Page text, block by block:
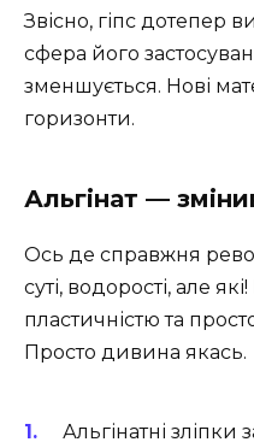
Звісно, гіпс дотепер
сфера його
зменшується. Нові
горизонти.
Альгінат —
Ось де справжня
суті, водорості, але
пластичністю та
Просто дивина якась.
Альгінатні